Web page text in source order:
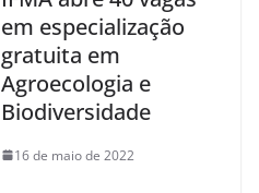
em especialização
gratuita em
Agroecologia e
Biodiversidade
16 de maio de 2022